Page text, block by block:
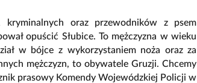
oraz przewodników z psem
opuścić Słubice. To mężczyzna w wieku
w bójce z wykorzystaniem noża oraz za
mężczyzn, to obywatele Gruzji. Chcemy
prasowy Komendy Wojewódzkiej Policji w